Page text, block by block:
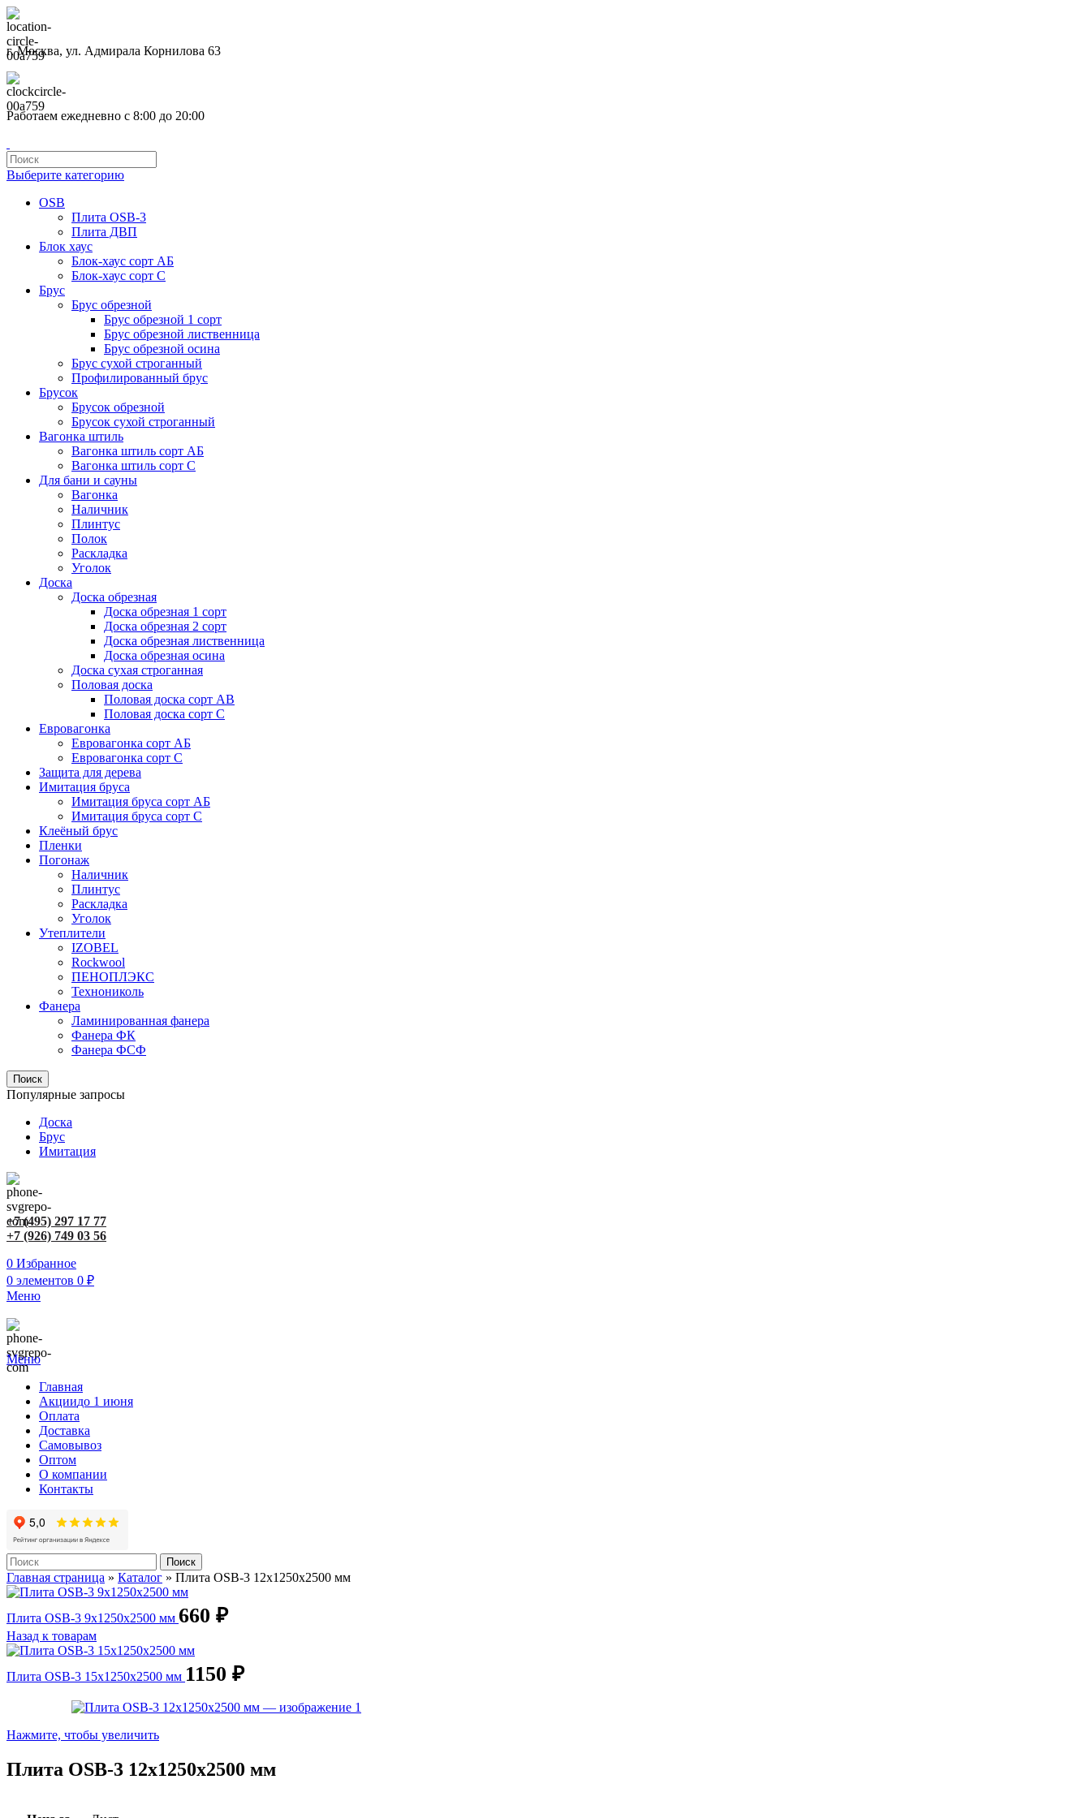
г. Москва, ул. Адмирала Корнилова 63
Работаем ежедневно с 8:00 до 20:00
Выберите категорию
OSB
Плита OSB-3
Плита ДВП
Блок хаус
Блок-хаус сорт АБ
Блок-хаус сорт С
Брус
Брус обрезной
Брус обрезной 1 сорт
Брус обрезной лиственница
Брус обрезной осина
Брус сухой строганный
Профилированный брус
Брусок
Брусок обрезной
Брусок сухой строганный
Вагонка штиль
Вагонка штиль сорт АБ
Вагонка штиль сорт С
Для бани и сауны
Вагонка
Наличник
Плинтус
Полок
Раскладка
Уголок
Доска
Доска обрезная
Доска обрезная 1 сорт
Доска обрезная 2 сорт
Доска обрезная лиственница
Доска обрезная осина
Доска сухая строганная
Половая доска
Половая доска сорт АВ
Половая доска сорт С
Евровагонка
Евровагонка сорт АБ
Евровагонка сорт С
Защита для дерева
Имитация бруса
Имитация бруса сорт АБ
Имитация бруса сорт С
Клеёный брус
Пленки
Погонаж
Наличник
Плинтус
Раскладка
Уголок
Утеплители
IZOBEL
Rockwool
ПЕНОПЛЭКС
Технониколь
Фанера
Ламинированная фанера
Фанера ФК
Фанера ФСФ
Поиск
Популярные запросы
Доска
Брус
Имитация
+7 (495) 297 17 77
+7 (926) 749 03 56
0 Избранное
0 элементов 0 ₽
Меню
Меню
Главная
Акциидо 1 июня
Оплата
Доставка
Самовывоз
Оптом
О компании
Контакты
Поиск
Главная страница » Каталог » Плита OSB-3 12х1250х2500 мм
Плита OSB-3 9х1250х2500 мм 660 ₽
Назад к товарам
Плита OSB-3 15х1250х2500 мм 1150 ₽
Нажмите, чтобы увеличить
Плита OSB-3 12х1250х2500 мм